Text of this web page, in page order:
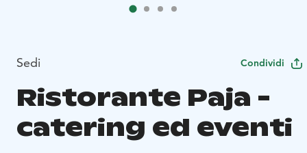
Sedi Condividi
Ristorante Paja -
catering ed eventi